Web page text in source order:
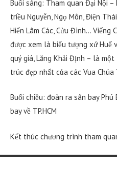
Buổi sáng: Tham quan Đại Nội
triều Nguyễn, Ngọ Môn, Điện
Hiển Lâm Các, Cửu Đình… Viếng
được xem là biểu tượng xứ Huế
quý giá, Lăng Khải Định – là
trúc đẹp nhất của các Vua Chúa
Buổi chiều: đoàn ra sân bay
bay về TP.HCM
Kết thúc chương trình tham